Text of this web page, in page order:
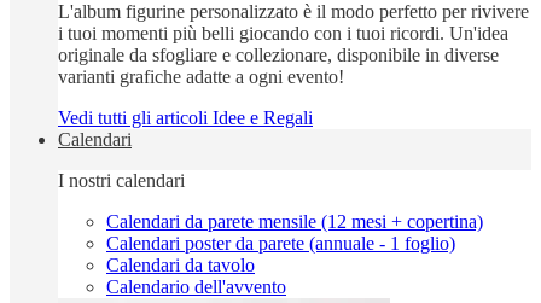
L'album figurine personalizzato è il modo perfetto per rivivere
i tuoi momenti più belli giocando con i tuoi ricordi. Un'idea
originale da sfogliare e collezionare, disponibile in diverse
varianti grafiche adatte a ogni evento!
Vedi tutti gli articoli Idee e Regali
Calendari
I nostri calendari
Calendari da parete mensile (12 mesi + copertina)
Calendari poster da parete (annuale - 1 foglio)
Calendari da tavolo
Calendario dell'avvento